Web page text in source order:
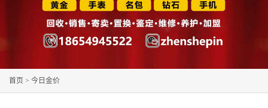
首页 > 今日金价